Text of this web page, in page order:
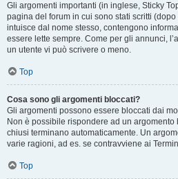
Gli argomenti importanti (in inglese, Sticky
pagina del forum in cui sono stati scritti
intuisce dal nome stesso, contengono
essere lette sempre. Come per gli annunci,
un utente vi può scrivere o meno.
Top
Cosa sono gli argomenti bloccati?
Gli argomenti possono essere bloccati dai
Non è possibile rispondere ad un
chiusi terminano automaticamente. Un
varie ragioni, ad es. se contravviene ai
Top